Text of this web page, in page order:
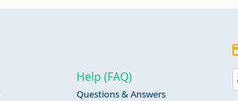
Help (FAQ)
Questions & Answers